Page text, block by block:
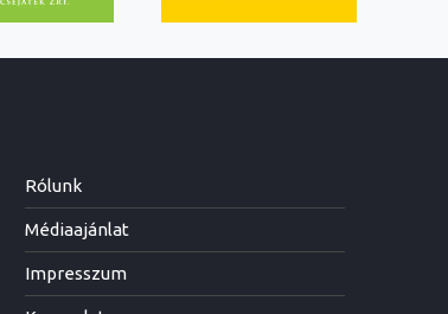
Rólunk
Médiaajánlat
Impresszum